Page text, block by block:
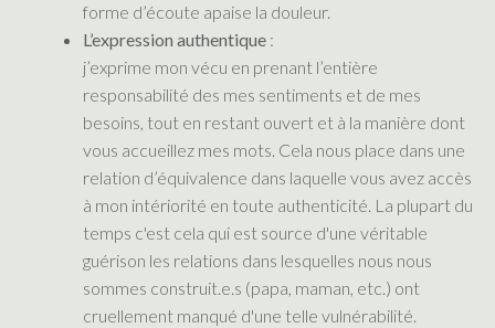
forme d’écoute apaise la douleur.
L’expression authentique :
j’exprime mon vécu en prenant l’entière
responsabilité des mes sentiments et de mes
besoins, tout en restant ouvert et à la manière dont
vous accueillez mes mots. Cela nous place dans une
relation d’équivalence dans laquelle vous avez accès
à mon intériorité en toute authenticité. La plupart du
temps c'est cela qui est source d'une véritable
guérison les relations dans lesquelles nous nous
sommes construit.e.s (papa, maman, etc.) ont
cruellement manqué d'une telle vulnérabilité.